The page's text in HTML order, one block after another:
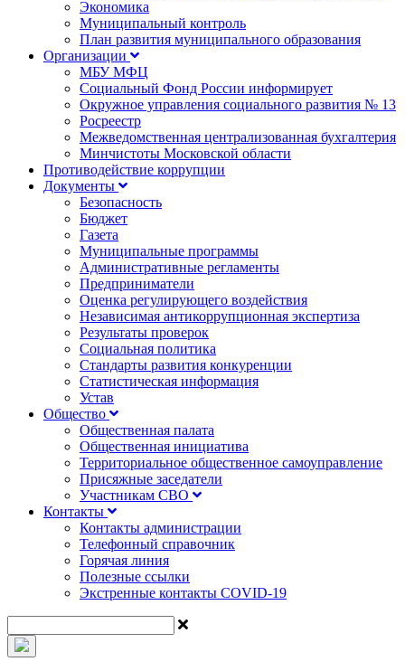
Экономика
Муниципальный контроль
План развития муниципального образования
Организации
МБУ МФЦ
Социальный Фонд России информирует
Окружное управления социального развития № 13
Росреестр
Межведомственная централизованная бухгалтерия
Минчистоты Московской области
Противодействие коррупции
Документы
Безопасность
Бюджет
Газета
Муниципальные программы
Административные регламенты
Предприниматели
Оценка регулирующего воздействия
Независимая антикоррупционная экспертиза
Результаты проверок
Социальная политика
Стандарты развития конкуренции
Статистическая информация
Устав
Общество
Общественная палата
Общественная инициатива
Территориальное общественное самоуправление
Присяжные заседатели
Участникам СВО
Контакты
Контакты администрации
Телефонный справочник
Горячая линия
Полезные ссылки
Экстренные контакты COVID-19